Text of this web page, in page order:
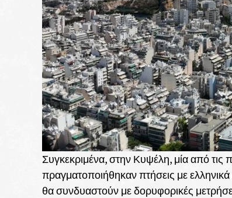
Συγκεκριμένα, στην Κυψέλη, μία από
πραγματοποιήθηκαν πτήσεις με
θα συνδυαστούν με δορυφορικές